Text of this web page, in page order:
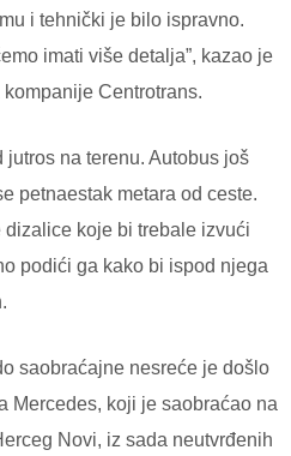
i tehnički je bilo ispravno.
imati više detalja”, kazao je
Centrotrans.
jutros na terenu. Autobus još
petnaestak metara od ceste.
koje bi trebale izvući
podići ga kako bi ispod njega
saobraćajne nesreće je došlo
Mercedes, koji je saobraćao na
Novi, iz sada neutvrđenih